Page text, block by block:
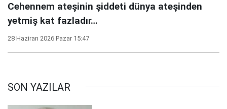
Cehennem ateşinin şiddeti dünya ateşinden
yetmiş kat fazladır…
28 Haziran 2026 Pazar 15:47
SON YAZILAR